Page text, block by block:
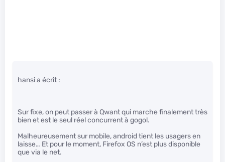
hansi a écrit :
Sur fixe, on peut passer à Qwant qui marche finalement très
bien et est le seul réel concurrent à gogol.
Malheureusement sur mobile, android tient les usagers en
laisse… Et pour le moment, Firefox OS n’est plus disponible
que via le net.